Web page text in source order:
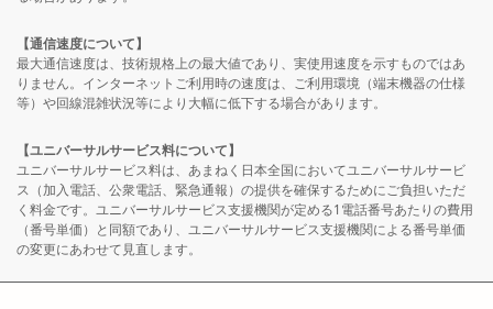
【通信速度について】
最大通信速度は、技術規格上の最大値であり、実使用速度を示すものではあ
りません。インターネットご利用時の速度は、ご利用環境（端末機器の仕様
等）や回線混雑状況等により大幅に低下する場合があります。
【ユニバーサルサービス料について】
ユニバーサルサービス料は、あまねく日本全国においてユニバーサルサービ
ス（加入電話、公衆電話、緊急通報）の提供を確保するためにご負担いただ
く料金です。ユニバーサルサービス支援機関が定める1電話番号あたりの費用
（番号単価）と同額であり、ユニバーサルサービス支援機関による番号単価
の変更にあわせて見直します。